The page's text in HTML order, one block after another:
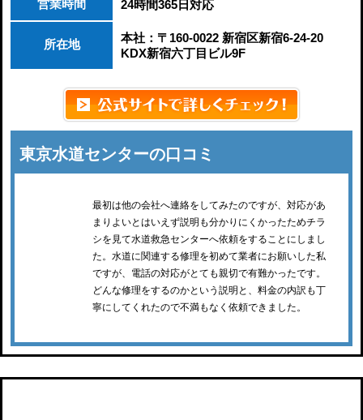
営業時間 24時間365日対応
所在地
本社：〒160-0022 新宿区新宿6-24-20
KDX新宿六丁目ビル9F
東京水道センターの口コミ
最初は他の会社へ連絡をしてみたのですが、対応があ
まりよいとはいえず説明も分かりにくかったためチラ
シを見て水道救急センターへ依頼をすることにしまし
た。水道に関連する修理を初めて業者にお願いした私
ですが、電話の対応がとても親切で有難かったです。
どんな修理をするのかという説明と、料金の内訳も丁
寧にしてくれたので不満もなく依頼できました。